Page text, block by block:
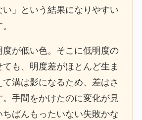
い」という結果になりやすい
度が低い色。そこに低明度の
も、明度差がほとんど生ま
溝は影になるため、差はさ
。手間をかけたのに変化が見
ちばんもったいない失敗かな